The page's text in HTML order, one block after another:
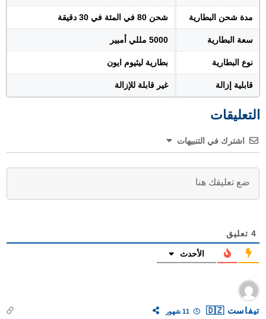
مدة شحن البطارية شحن 80 في المئة في 30 دقيقة
سعة البطارية 5000 مللي أمبير
نوع البطارية بطارية ليثيوم ايون
قابلية إزالة غير قابلة للإزالة
التعليقات
اشترك في التنبيهات
4 تعليق
الأحدث
تيفاست 🇩🇿 11 شهور